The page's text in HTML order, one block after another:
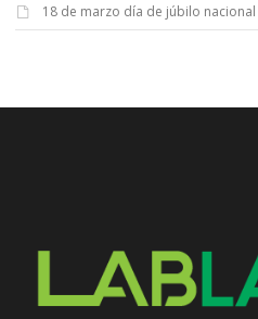
18 de marzo día de júbilo nacional